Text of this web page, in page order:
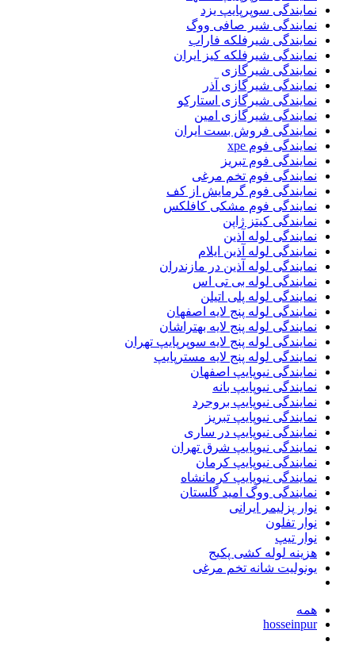
نمایندگی سوپرپایپ یزد
نمایندگی شیر صافی ووگ
نمایندگی شیرفلکه فاراب
نمایندگی شیرفلکه کیز ایران
نمایندگی شیرگازی
نمایندگی شیرگازی آذر
نمایندگی شیرگازی استارکو
نمایندگی شیرگازی امین
نمایندگی فروش بست ایران
نمایندگی فوم xpe
نمایندگی فوم تبریز
نمایندگی فوم تخم مرغی
نمایندگی فوم گرمایش از کف
نمایندگی فوم مشکی کافلکس
نمایندگی کیتز ژاپن
نمایندگی لوله آذین
نمایندگی لوله آذین ایلام
نمایندگی لوله آذین در مازندران
نمایندگی لوله بی تی اس
نمایندگی لوله پلی اتیلن
نمایندگی لوله پنج لایه اصفهان
نمایندگی لوله پنج لایه بهتراشان
نمایندگی لوله پنج لایه سوپرپایپ تهران
نمایندگی لوله پنج لایه مسترپایپ
نمایندگی نیوپایپ اصفهان
نمایندگی نیوپایپ بانه
نمایندگی نیوپایپ بروجرد
نمایندگی نیوپایپ تبریز
نمایندگی نیوپایپ در ساری
نمایندگی نیوپایپ شرق تهران
نمایندگی نیوپایپ کرمان
نمایندگی نیوپایپ کرمانشاه
نمایندگی ووگ امید گلستان
نوار پزلیمر ایرانی
نوار تفلون
نوار تیپ
هزینه لوله کشی پکیج
یونولیت شانه تخم مرغی
همه
hosseinpur